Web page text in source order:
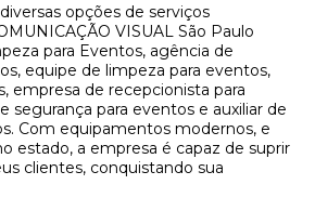
opções de serviços
VISUAL São Paulo
para Eventos, agência de
equipe de limpeza para eventos,
empresa de recepcionista para
segurança para eventos e auxiliar de
Com equipamentos modernos, e
estado, a empresa é capaz de suprir
clientes, conquistando sua